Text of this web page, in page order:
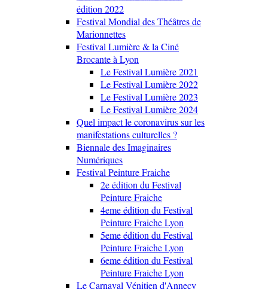
édition 2022
Festival Mondial des Théâtres de
Marionnettes
Festival Lumière & la Ciné
Brocante à Lyon
Le Festival Lumière 2021
Le Festival Lumière 2022
Le Festival Lumière 2023
Le Festival Lumière 2024
Quel impact le coronavirus sur les
manifestations culturelles ?
Biennale des Imaginaires
Numériques
Festival Peinture Fraiche
2e édition du Festival
Peinture Fraiche
4eme édition du Festival
Peinture Fraiche Lyon
5eme édition du Festival
Peinture Fraiche Lyon
6eme édition du Festival
Peinture Fraiche Lyon
Le Carnaval Vénitien d'Annecy